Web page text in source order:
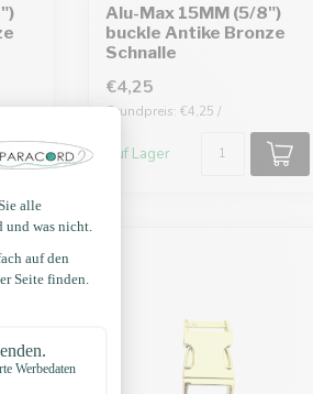
Alu-Max 15MM (5/8")
buckle Antike Bronze
Schnalle
€4,25
Grundpreis: €4,25 /
Auf Lager